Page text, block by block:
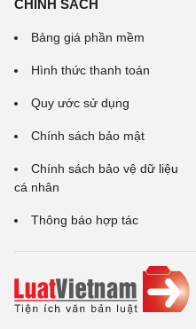
CHÍNH SÁCH
Bảng giá phần mềm
Hình thức thanh toán
Quy ước sử dụng
Chính sách bảo mật
Chính sách bảo vệ dữ liệu
cá nhân
Thông báo hợp tác